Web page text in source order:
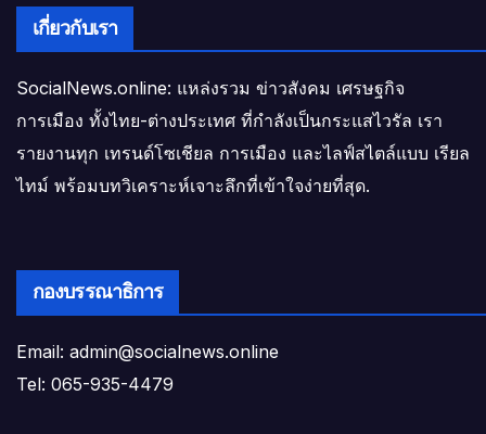
เกี่ยวกับเรา
SocialNews.online: แหล่งรวม ข่าวสังคม เศรษฐกิจ
การเมือง ทั้งไทย-ต่างประเทศ ที่กำลังเป็นกระแสไวรัล เรา
รายงานทุก เทรนด์โซเชียล การเมือง และไลฟ์สไตล์แบบ เรียล
ไทม์ พร้อมบทวิเคราะห์เจาะลึกที่เข้าใจง่ายที่สุด.
กองบรรณาธิการ
Email: admin@socialnews.online
Tel: 065-935-4479